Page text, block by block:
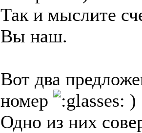
Так и мыслите
Вы наш.
Вот два
номер
)
Одно из них